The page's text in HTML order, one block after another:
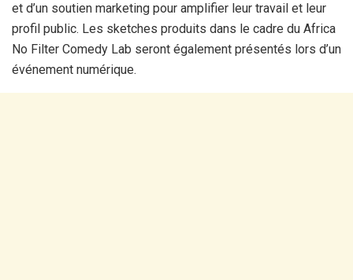
et d’un soutien marketing pour amplifier leur travail et leur
profil public. Les sketches produits dans le cadre du Africa
No Filter Comedy Lab seront également présentés lors d’un
événement numérique.